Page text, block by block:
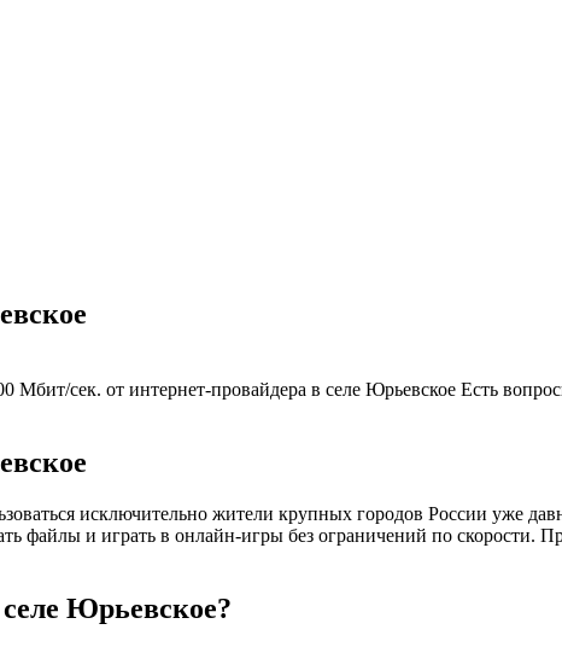
Мбит/сек. от интернет-провайдера в селе Юрьевское Есть
исключительно жители крупных городов России уже
файлы и играть в онлайн-игры без ограничений по скорости.
Юрьевское?